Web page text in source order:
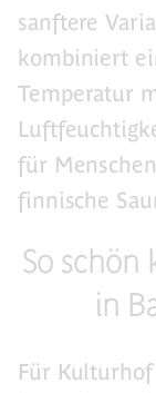
sanftere
kombiniert
Temperatur
für
finnische
So schön
in
Für